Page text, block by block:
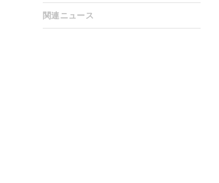
関連ニュース